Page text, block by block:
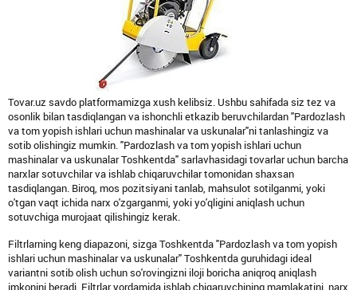
Tovar.uz savdo platformamizga xush kelibsiz. Ushbu sahifada siz tez va
osonlik bilan tasdiqlangan va ishonchli etkazib beruvchilardan "Pardozlash
va tom yopish ishlari uchun mashinalar va uskunalar"ni tanlashingiz va
sotib olishingiz mumkin. "Pardozlash va tom yopish ishlari uchun
mashinalar va uskunalar Toshkentda" sarlavhasidagi tovarlar uchun barcha
narxlar sotuvchilar va ishlab chiqaruvchilar tomonidan shaxsan
tasdiqlangan. Biroq, mos pozitsiyani tanlab, mahsulot sotilganmi, yoki
o'tgan vaqt ichida narx o'zgarganmi, yoki yo'qligini aniqlash uchun
sotuvchiga murojaat qilishingiz kerak.
Filtrlarning keng diapazoni, sizga Toshkentda "Pardozlash va tom yopish
ishlari uchun mashinalar va uskunalar" Toshkentda guruhidagi ideal
variantni sotib olish uchun so'rovingizni iloji boricha aniqroq aniqlash
imkonini beradi. Filtrlar yordamida ishlab chiqaruvchining mamlakatini, narx